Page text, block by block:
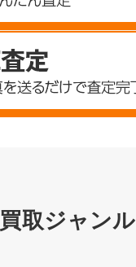
買取ジャンル